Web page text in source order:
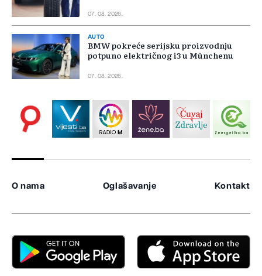
07. 08. 2026.
AUTO
BMW pokreće serijsku proizvodnju
potpuno električnog i3 u Münchenu
07. 08. 2026.
O nama Oglašavanje Kontakt